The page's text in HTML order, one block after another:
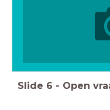
Slide 6 - Open